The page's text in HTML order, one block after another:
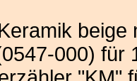
beige
000) für